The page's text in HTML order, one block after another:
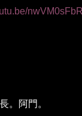
。阿門。